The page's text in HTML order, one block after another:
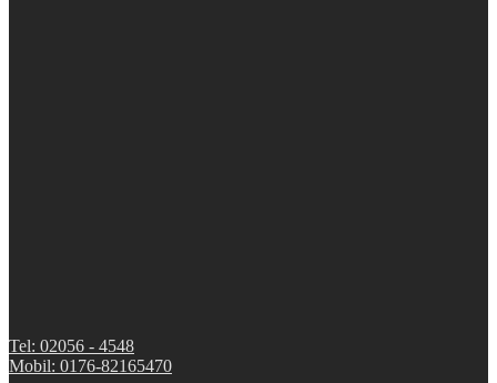
Tel: 02056 - 4548
Mobil: 0176-82165470